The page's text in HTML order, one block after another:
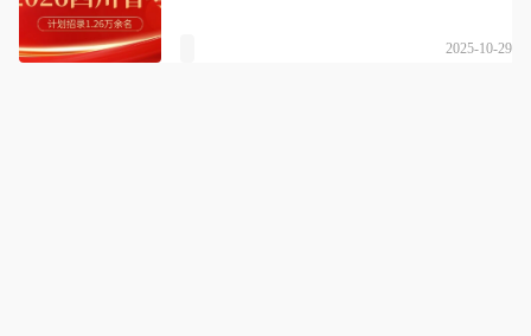
2025-10-29